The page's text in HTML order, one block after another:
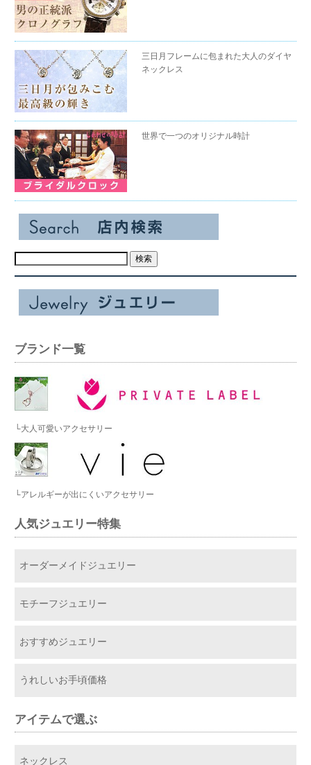
三日月フレームに包まれた大人のダイヤ
ネックレス
世界で一つのオリジナル時計
ブランド一覧
└大人可愛いアクセサリー
└アレルギーが出にくいアクセサリー
人気ジュエリー特集
オーダーメイドジュエリー
モチーフジュエリー
おすすめジュエリー
うれしいお手頃価格
アイテムで選ぶ
ネックレス